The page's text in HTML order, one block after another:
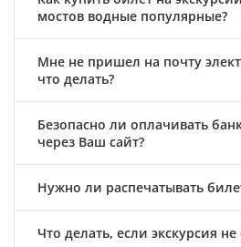
мостов водные популярные?
Мне не пришел на почту
что делать?
Безопасно ли оплачивать
через Ваш сайт?
Нужно ли распечатывать
Что делать, если экскурсия не